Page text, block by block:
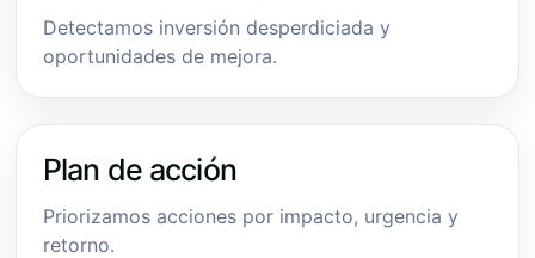
Detectamos inversión desperdiciada y
oportunidades de mejora.
Plan de acción
Priorizamos acciones por impacto, urgencia y
retorno.